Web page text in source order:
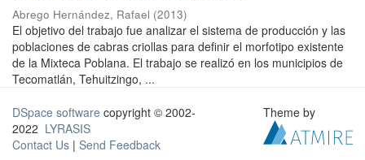
Abrego Hernández, Rafael (2013)
El objetivo del trabajo fue analizar el sistema de producción y las
poblaciones de cabras criollas para definir el morfotipo existente
de la Mixteca Poblana. El trabajo se realizó en los municipios de
Tecomatlán, Tehuitzingo, ...
DSpace software copyright © 2002-
2022 LYRASIS
Contact Us | Send Feedback
Theme by